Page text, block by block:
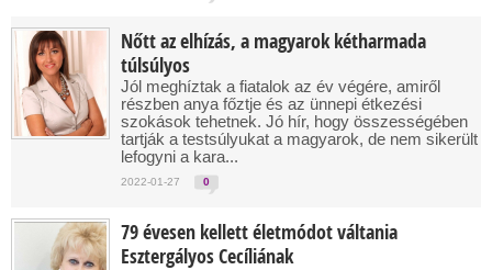
Nőtt az elhízás, a magyarok kétharmada
túlsúlyos
Jól meghíztak a fiatalok az év végére, amiről
részben anya főztje és az ünnepi étkezési
szokások tehetnek. Jó hír, hogy összességében
tartják a testsúlyukat a magyarok, de nem sikerült
lefogyni a kara...
2022-01-27 0
79 évesen kellett életmódot váltania
Esztergályos Cecíliának